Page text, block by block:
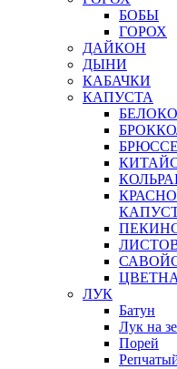
БОБЫ
ГОРОХ
ДАЙКОН
ДЫНИ
КАБАЧКИ
КАПУСТА
ЛУК
Батун
Лук на
Порей